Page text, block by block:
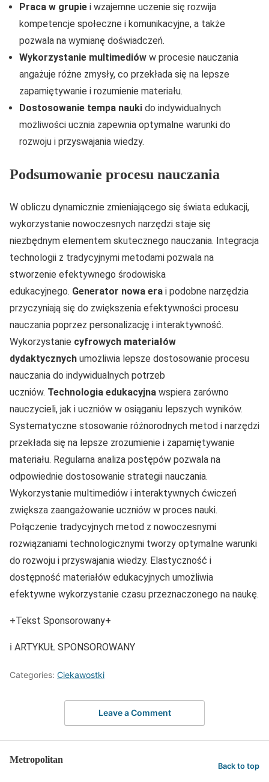
Praca w grupie i wzajemne uczenie się rozwija
kompetencje społeczne i komunikacyjne, a także
pozwala na wymianę doświadczeń.
Wykorzystanie multimediów w procesie nauczania
angażuje różne zmysły, co przekłada się na lepsze
zapamiętywanie i rozumienie materiału.
Dostosowanie tempa nauki do indywidualnych
możliwości ucznia zapewnia optymalne warunki do
rozwoju i przyswajania wiedzy.
Podsumowanie procesu nauczania
W obliczu dynamicznie zmieniającego się świata edukacji,
wykorzystanie nowoczesnych narzędzi staje się
niezbędnym elementem skutecznego nauczania. Integracja
technologii z tradycyjnymi metodami pozwala na
stworzenie efektywnego środowiska
edukacyjnego. Generator nowa era i podobne narzędzia
przyczyniają się do zwiększenia efektywności procesu
nauczania poprzez personalizację i interaktywność.
Wykorzystanie cyfrowych materiałów
dydaktycznych umożliwia lepsze dostosowanie procesu
nauczania do indywidualnych potrzeb
uczniów. Technologia edukacyjna wspiera zarówno
nauczycieli, jak i uczniów w osiąganiu lepszych wyników.
Systematyczne stosowanie różnorodnych metod i narzędzi
przekłada się na lepsze zrozumienie i zapamiętywanie
materiału. Regularna analiza postępów pozwala na
odpowiednie dostosowanie strategii nauczania.
Wykorzystanie multimediów i interaktywnych ćwiczeń
zwiększa zaangażowanie uczniów w proces nauki.
Połączenie tradycyjnych metod z nowoczesnymi
rozwiązaniami technologicznymi tworzy optymalne warunki
do rozwoju i przyswajania wiedzy. Elastyczność i
dostępność materiałów edukacyjnych umożliwia
efektywne wykorzystanie czasu przeznaczonego na naukę.
+Tekst Sponsorowany+
ℹ️ ARTYKUŁ SPONSOROWANY
Categories: Ciekawostki
Leave a Comment
Metropolitan
Back to top